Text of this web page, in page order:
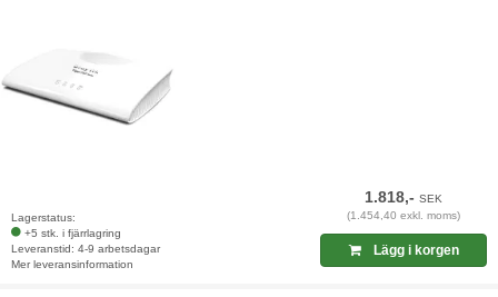
Lagerstatus:
+5 stk. i fjärrlagring
Leveranstid: 4-9 arbetsdagar
Mer leveransinformation
1.818,-SEK
(1.454,40 exkl. moms)
Lägg i korgen